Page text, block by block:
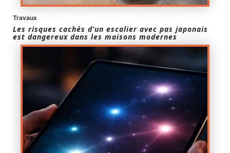
Travaux
Les risques cachés d’un escalier avec pas japonais
est dangereux dans les maisons modernes